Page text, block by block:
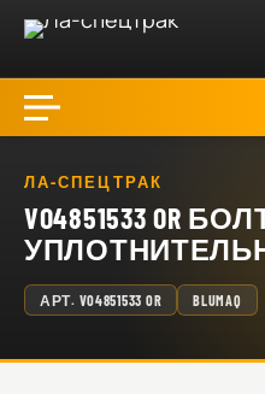
ЛА-СПЕЦТРАК
VO4851533 OR
АРТ. VO4851533 OR BLUMAQ